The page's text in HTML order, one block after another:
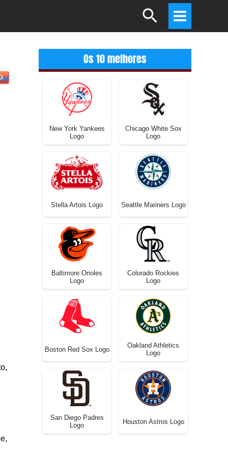
Search
Main
Menu
Os 10 melhores
New York Yankees
Logo
Chicago White Sox
Logo
Stella Artois Logo Seattle Mariners Logo
Baltimore Orioles
Logo
Colorado Rockies
Logo
Boston Red Sox Logo
Oakland Athletics
Logo
San Diego Padres
Logo
Houston Astros Logo